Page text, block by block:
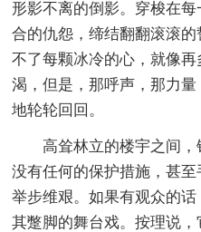
形影不离的倒影。穿梭在
合的仇怨，缔结翻翻滚滚
不了每颗冰冷的心，就像
渴，但是，那呼声，那力
地轮轮回回。
高耸林立的楼宇之间，
没有任何的保护措施，甚至
举步维艰。如果有观众的
其蹩脚的舞台戏。按理说